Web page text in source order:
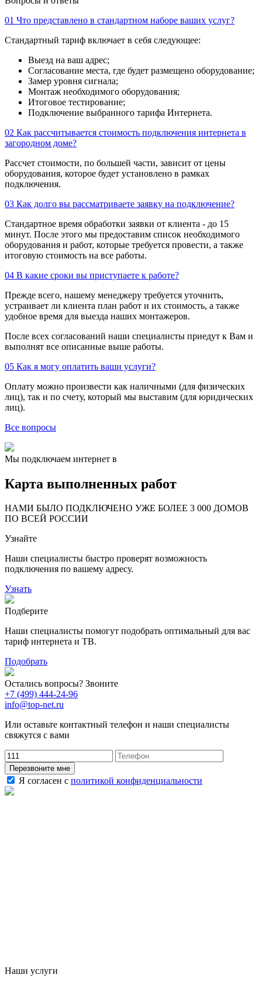
01 Что представлено в стандартном наборе ваших услуг?
Стандартный тариф включает в себя следующее:
Выезд на ваш адрес;
Согласование места, где будет размещено оборудование;
Замер уровня сигнала;
Монтаж необходимого оборудования;
Итоговое тестирование;
Подключение выбранного тарифа Интернета.
02 Как рассчитывается стоимость подключения интернета в
загородном доме?
Рассчет стоимости, по большей части, зависит от цены
оборудования, которое будет установлено в рамках
подключения.
03 Как долго вы рассматриваете заявку на подключение?
Стандартное время обработки заявки от клиента - до 15
минут. После этого мы предоставим список необходимого
оборудования и работ, которые требуется провести, а также
итоговую стоимость на все работы.
04 В какие сроки вы приступаете к работе?
Прежде всего, нашему менеджеру требуется уточнить,
устраивает ли клиента план работ и их стоимость, а также
удобное время для выезда наших монтажеров.
После всех согласований наши специалисты приедут к Вам и
выполнят все описанные выше работы.
05 Как я могу оплатить ваши услуги?
Оплату можно произвести как наличными (для физических
лиц), так и по счету, который мы выставим (для юридических
лиц).
Все вопросы
Мы подключаем интернет в
Карта выполненных работ
НАМИ БЫЛО ПОДКЛЮЧЕНО УЖЕ БОЛЕЕ 3 000 ДОМОВ
ПО ВСЕЙ РОССИИ
57
163
29
99
78
48
Узнайте
Наши специалисты быстро проверят возможность
подключения по вашему адресу.
Узнать
Подберите
Наши специалисты помогут подобрать оптимальный для вас
тариф интернета и ТВ.
Подобрать
Остались вопросы? Звоните
+7 (499) 444-24-96
info@top-net.ru
Или оставьте контактный телефон и наши специалисты
свяжутся с вами
Перезвоните мне
Я согласен с политикой конфиденциальности
Наши услуги